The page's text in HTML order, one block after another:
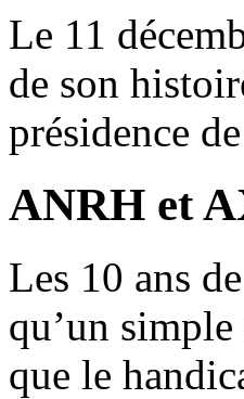
Le 11
de son
présidence
ANRH et
Les 10 ans
qu’un
que le